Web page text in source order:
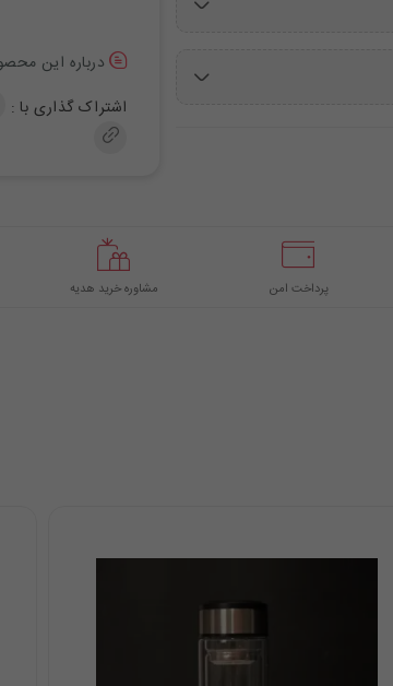
درباره این
اشتراک گذاری با :
پرداخت امن مشاوره خرید هدیه